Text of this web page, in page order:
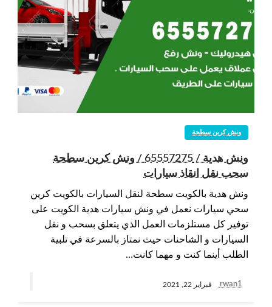
ونش كرين سطحة
ونش هدية / 65557275 / ونش كرين سطحة
سحب نقل انقاذ سيارات
ونش هدية بالكويت سطحة لنقل السيارات بالكويت كرين
سحي سيارات نعمل في ونش سيارات هدية الكويت على
توفير كل مستلزمات العمل الذي يتعلق بسحب و نقل
السيارات و الشاحنات حيث نمتاز بالسرعة في تلبية
الطلب أينما كنت و مهما كانت…
rwan1 فبراير 22, 2021